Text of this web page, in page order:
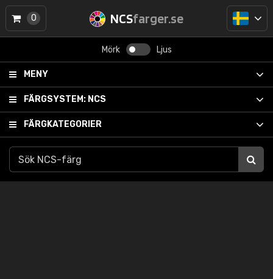
NCSfarger.se
Mörk Ljus
MENY
FÄRGSYSTEM: NCS
FÄRGKATEGORIER
0